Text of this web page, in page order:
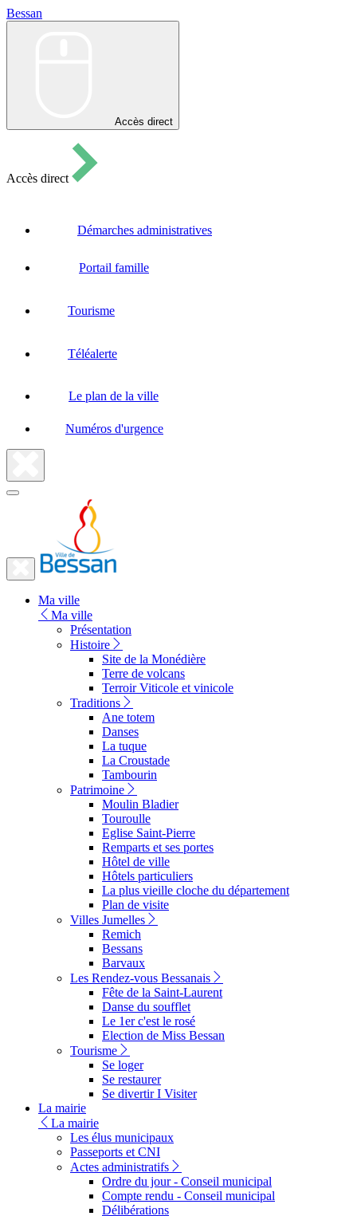
Bessan
Accès direct
Accès direct
Démarches administratives
Portail famille
Tourisme
Téléalerte
Le plan de la ville
Numéros d'urgence
Fermer
Fermer
vers
Ma ville
Ma ville
Présentation
Histoire
Site de la Monédière
Terre de volcans
Terroir Viticole et vinicole
Traditions
Ane totem
Danses
La tuque
La Croustade
Tambourin
Patrimoine
Moulin Bladier
Touroulle
Eglise Saint-Pierre
Remparts et ses portes
Hôtel de ville
Hôtels particuliers
La plus vieille cloche du département
Plan de visite
Villes Jumelles
Remich
Bessans
Barvaux
Les Rendez-vous Bessanais
Fête de la Saint-Laurent
Danse du soufflet
Le 1er c'est le rosé
Election de Miss Bessan
Tourisme
Se loger
Se restaurer
Se divertir I Visiter
La mairie
La mairie
Les élus municipaux
Passeports et CNI
Actes administratifs
Ordre du jour - Conseil municipal
Compte rendu - Conseil municipal
Délibérations